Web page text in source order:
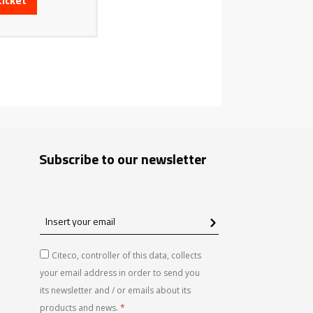
Chester
à l’Université
du Cercle de
de
! Le
Subscribe to our newsletter
Insert
your
emailCiteco, controller of this data, collects
your email address in order to send you
its newsletter and / or emails about its
products and news. *